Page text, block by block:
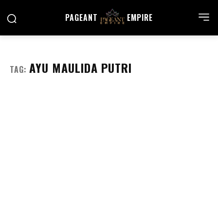
PAGEANT EMPIRE
TAG: AYU MAULIDA PUTRI